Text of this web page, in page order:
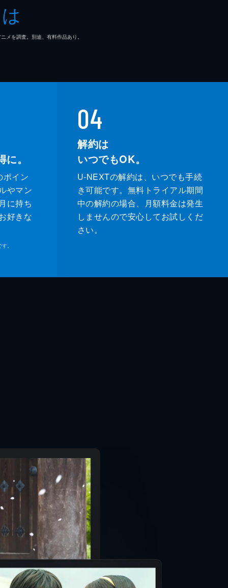
を調査。別途、有料作品あり。
。
ポイン
やマン
に持ち
好きな
。
04
解約は
いつでもOK。
U-NEXTの解約は、いつでも手続
き可能です。無料トライアル期間
中の解約の場合、月額料金は発生
しませんので安心してお試しくだ
さい。